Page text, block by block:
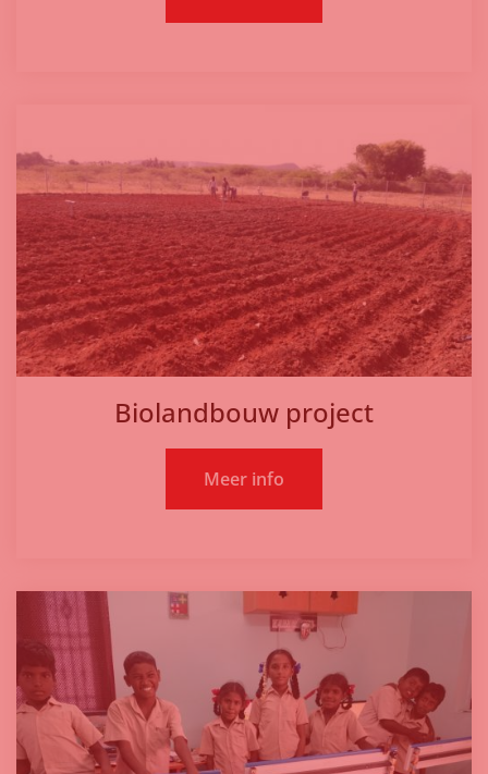
Biolandbouw project
Meer info